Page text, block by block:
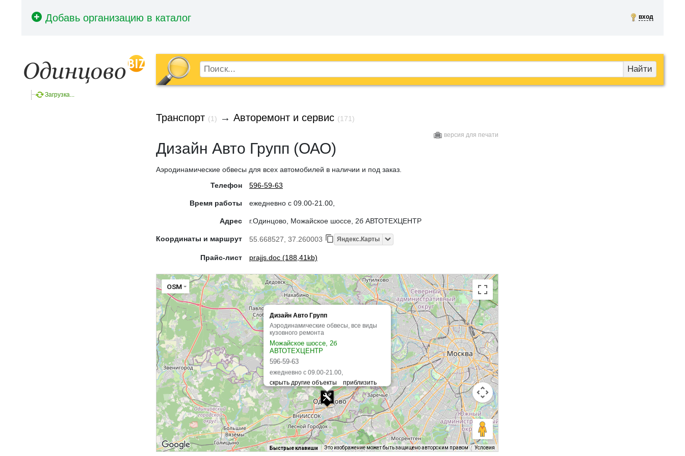
вход
Найти
Загрузка...
Транспорт (1) → Авторемонт и сервис (171)
версия для печати
Дизайн Авто Групп (ОАО)
Аэродинамические обвесы для всех автомобилей в наличии и под заказ.
Телефон
596-59-63
Время работы ежедневно с 09.00-21.00,
Адрес г.Одинцово, Можайское шоссе, 2б АВТОТЕХЦЕНТР
Координаты и маршрут 55.668527, 37.260003 Яндекс.Карты
Прайс-лист prajjs.doc (188,41kb)
Дизайн Авто Групп
Аэродинамические обвесы, все виды
кузовного ремонта
Можайское шоссе, 2б
АВТОТЕХЦЕНТР
596-59-63
ежедневно с 09.00-21.00,
OSM
Быстрые клавиши Это изображение может быть защищено авторским правом Условия